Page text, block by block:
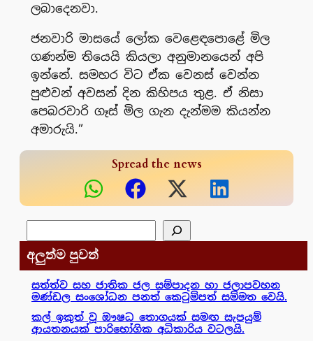
ලබාදෙනවා.
ජනවාරි මාසයේ ලෝක වෙළෙඳපොළේ මිල
ගණන්ම තියෙයි කියලා අනුමානයෙන් අපි
ඉන්නේ. සමහර විට ඒක වෙනස් වෙන්න
පුළුවන් අවසන් දින කිහිපය තුළ. ඒ නිසා
පෙබරවාරි ගෑස් මිල ගැන දැන්මම කියන්න
අමාරුයි.”
Spread the news
අලුත්ම පුවත්
සත්ත්ව සහ ජාතික ජල සම්පාදන හා ජලාපවහන
මණ්ඩල සංශෝධන පනත් කෙටුම්පත් සම්මත වෙයි.
කල් ඉකුත් වූ ඖෂධ තොගයක් සමඟ සැපයුම්
ආයතනයක් පාරිභෝගික අධිකාරිය වටලයි.